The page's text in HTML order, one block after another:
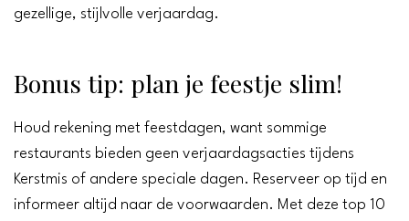
gezellige, stijlvolle verjaardag.
Bonus tip: plan je feestje slim!
Houd rekening met feestdagen, want sommige
restaurants bieden geen verjaardagsacties tijdens
Kerstmis of andere speciale dagen. Reserveer op tijd en
informeer altijd naar de voorwaarden. Met deze top 10